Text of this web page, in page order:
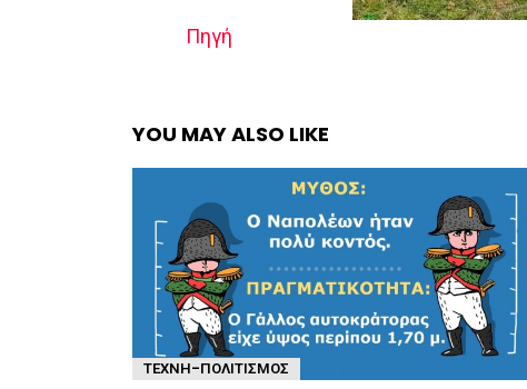
Πηγή
YOU MAY ALSO LIKE
ΤΈΧΝΗ-ΠΟΛΙΤΙΣΜΌΣ